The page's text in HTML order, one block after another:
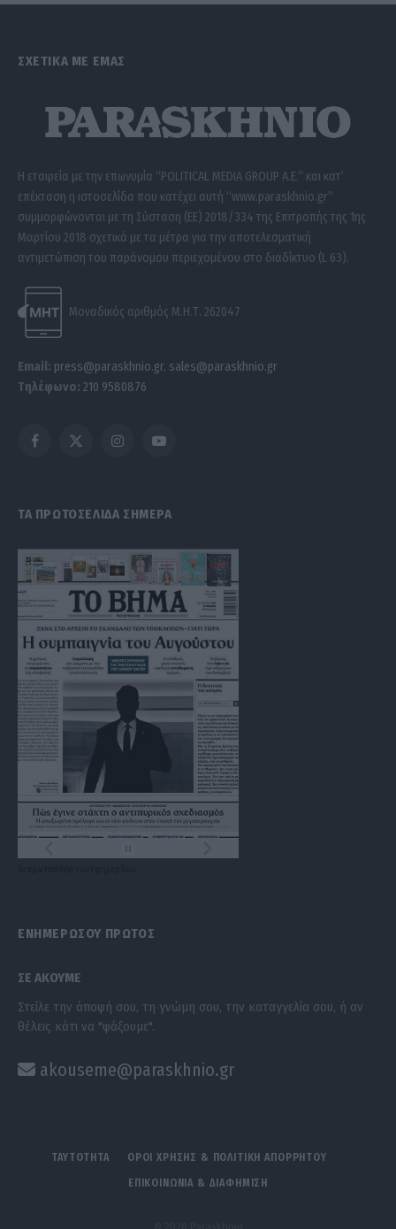
ΣΧΕΤΙΚΑ ΜΕ ΕΜΑΣ
Η εταιρεία με την επωνυμία “POLITICAL MEDIA GROUP A.E.” και κατ’
επέκταση η ιστοσελίδα που κατέχει αυτή “www.paraskhnio.gr”
συμμορφώνονται με τη Σύσταση (ΕΕ) 2018/334 της Επιτροπής της 1ης
Μαρτίου 2018 σχετικά με τα μέτρα για την αποτελεσματική
αντιμετώπιση του παράνομου περιεχομένου στο διαδίκτυο (L 63).
Μοναδικός αριθμός Μ.Η.Τ. 262047
Email: press@paraskhnio.gr, sales@paraskhnio.gr
Τηλέφωνο: 210 9580876
Facebook
X
InstagramYouTube
ΤΑ ΠΡΩΤΟΣΕΛΙΔΑ ΣΗΜΕΡΑ
ΕΝΗΜΕΡΩΣΟΥ ΠΡΩΤΟΣ
ΣΕ ΑΚΟΥΜΕ
Στείλε την άποψή σου, τη γνώμη σου, την καταγγελία σου, ή αν
θέλεις κάτι να "ψάξουμε".
akouseme@paraskhnio.gr
ΤΑΥΤΟΤΗΤΑ ΟΡΟΙ ΧΡΗΣΗΣ & ΠΟΛΙΤΙΚΗ ΑΠΟΡΡΗΤΟΥ
ΕΠΙΚΟΙΝΩΝΙΑ & ΔΙΑΦΗΜΙΣΗ